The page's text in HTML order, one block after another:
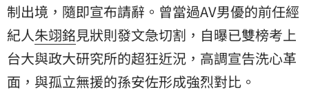
制出境，隨即宣布請辭。曾當過AV男優的前任經
紀人朱翊銘見狀則發文急切割，自曝已雙榜考上
台大與政大研究所的超狂近況，高調宣告洗心革
面，與孤立無援的孫安佐形成強烈對比。